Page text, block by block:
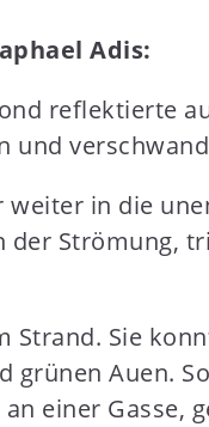
Adis:
reflektierte
und
in die
Strömung,
Strand. Sie
Auen.
einer Gasse,